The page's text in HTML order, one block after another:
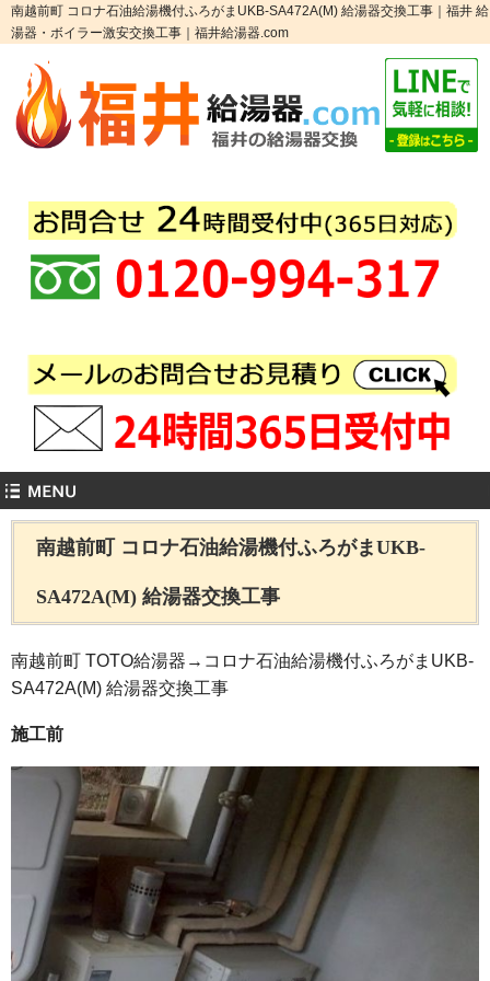
南越前町 コロナ石油給湯機付ふろがまUKB-SA472A(M) 給湯器交換工事｜福井 給
湯器・ボイラー激安交換工事｜福井給湯器.com
南越前町 コロナ石油給湯機付ふろがまUKB-
SA472A(M) 給湯器交換工事
南越前町 TOTO給湯器→コロナ石油給湯機付ふろがまUKB-
SA472A(M) 給湯器交換工事
施工前